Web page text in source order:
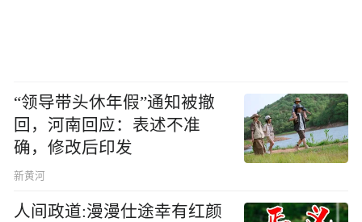
“领导带头休年假”通知被撤
回，河南回应：表述不准
确，修改后印发
新黄河
人间政道:漫漫仕途幸有红颜